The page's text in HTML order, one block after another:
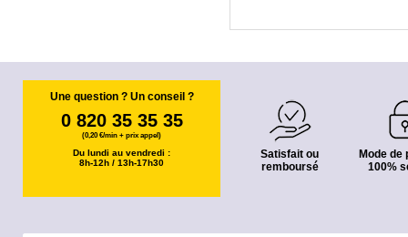
Une question ? Un conseil ?
0 820 35 35 35
(0,20 €/min + prix appel)
Du lundi au vendredi :
8h-12h / 13h-17h30
Satisfait ou
remboursé
Mode de
100%